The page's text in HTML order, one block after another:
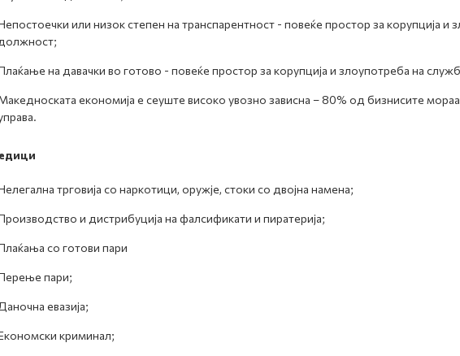
или низок степен на транспарентност - повеќе простор за корупција и
на давачки во готово - повеќе простор за корупција и злоупотреба на
економија е сеуште високо увозно зависна – 80% од бизнисите
трговија со наркотици, оружје, стоки со двојна намена;
и дистрибуција на фалсификати и пиратерија;
со готови пари
пари;
евазија;
криминал;